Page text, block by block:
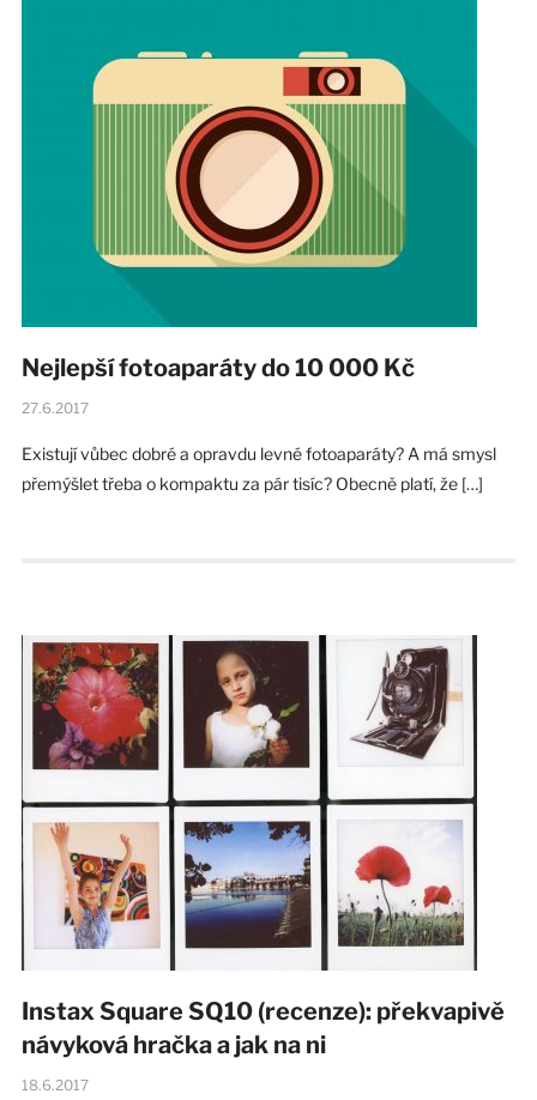
Nejlepší fotoaparáty do 10 000 Kč
27.6.2017
Existují vůbec dobré a opravdu levné fotoaparáty? A má smysl
přemýšlet třeba o kompaktu za pár tisíc? Obecně platí, že […]
Instax Square SQ10 (recenze): překvapivě
návyková hračka a jak na ni
18.6.2017